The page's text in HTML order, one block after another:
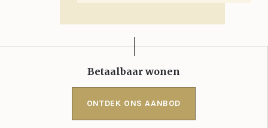
Betaalbaar wonen
ONTDEK ONS AANBOD